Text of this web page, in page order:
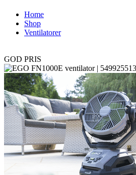
Home
Shop
Ventilatorer
GOD PRIS